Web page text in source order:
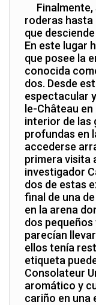
Finalmente,
roderas hasta
que
En este lugar
que posee la
conocida
dos. Desde
espectacular
le-Château en
interior de las
profundas en
accederse
primera visita
investigador
dos de estas
final de una
en la arena
dos
parecían
ellos tenía
etiqueta
Consolateur
aromático y
cariño en una